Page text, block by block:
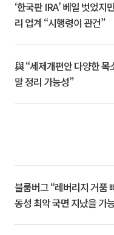
‘한국판 IRA’ 베일 벗었지
리 업계 “시행령이 관건”
與 “세제개편안 다양한
말 정리 가능성”
블룸버그 “레버리지 거품
동성 최악 국면 지났을 가